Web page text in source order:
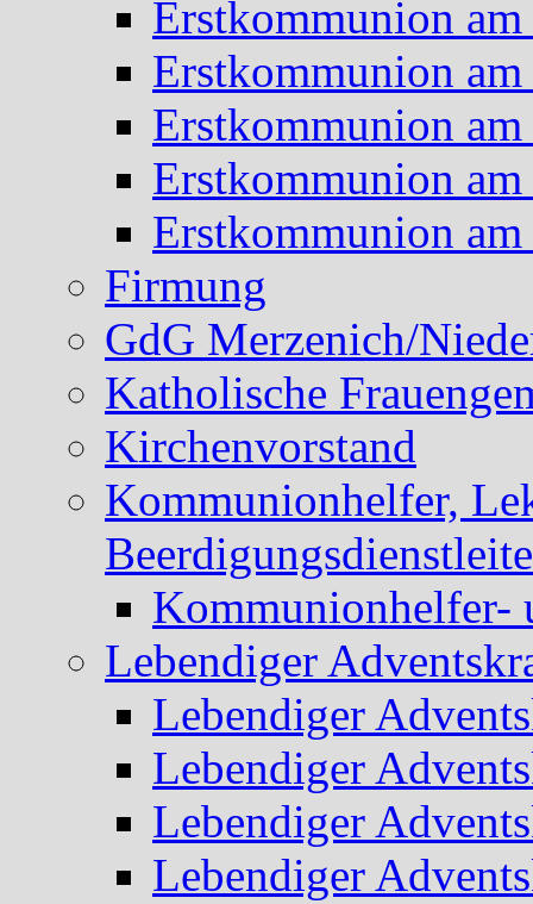
Erstkommunion
Erstkommunion
Erstkommunion
Erstkommunion
Erstkommunion
Firmung
GdG Merzenich/
Katholische
Kirchenvorstand
Kommunionhelfer,
Kommunionhelfer-
Lebendiger
Lebendiger
Lebendiger
Lebendiger
Lebendiger